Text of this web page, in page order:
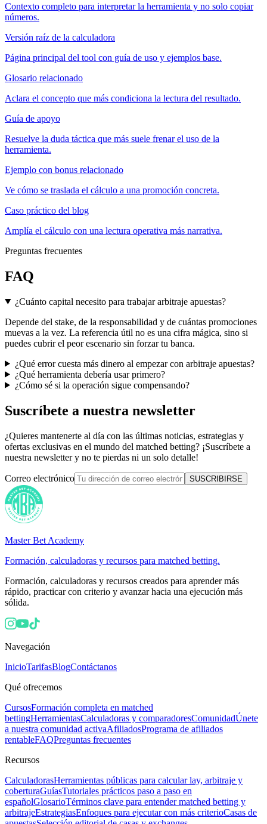
Contexto completo para interpretar la herramienta y no solo copiar
números.
Versión raíz de la calculadora
Página principal del tool con guía de uso y ejemplos base.
Glosario relacionado
Aclara el concepto que más condiciona la lectura del resultado.
Guía de apoyo
Resuelve la duda táctica que más suele frenar el uso de la
herramienta.
Ejemplo con bonus relacionado
Ve cómo se traslada el cálculo a una promoción concreta.
Caso práctico del blog
Amplía el cálculo con una lectura operativa más narrativa.
Preguntas frecuentes
FAQ
¿Cuánto capital necesito para trabajar arbitraje apuestas?
Depende del stake, de la responsabilidad y de cuántas promociones
muevas a la vez. La referencia útil no es una cifra mágica, sino si
puedes cubrir el peor escenario sin forzar tu banca.
¿Qué error cuesta más dinero al empezar con arbitraje apuestas?
¿Qué herramienta debería usar primero?
¿Cómo sé si la operación sigue compensando?
Suscríbete a nuestra newsletter
¿Quieres mantenerte al día con las últimas noticias, estrategias y
ofertas exclusivas en el mundo del matched betting? ¡Suscríbete a
nuestra newsletter y no te pierdas ni un solo detalle!
Correo electrónico SUSCRIBIRSE
Master Bet Academy
Formación, calculadoras y recursos para matched betting.
Formación, calculadoras y recursos creados para aprender más
rápido, practicar con criterio y avanzar hacia una ejecución más
sólida.
Navegación
InicioTarifasBlogContáctanos
Qué ofrecemos
CursosFormación completa en matched
bettingHerramientasCalculadoras y comparadoresComunidadÚnete
a nuestra comunidad activaAfiliadosPrograma de afiliados
rentableFAQPreguntas frecuentes
Recursos
CalculadorasHerramientas públicas para calcular lay, arbitraje y
coberturaGuíasTutoriales prácticos paso a paso en
españolGlosarioTérminos clave para entender matched betting y
arbitrajeEstrategiasEnfoques para ejecutar con más criterioCasas de